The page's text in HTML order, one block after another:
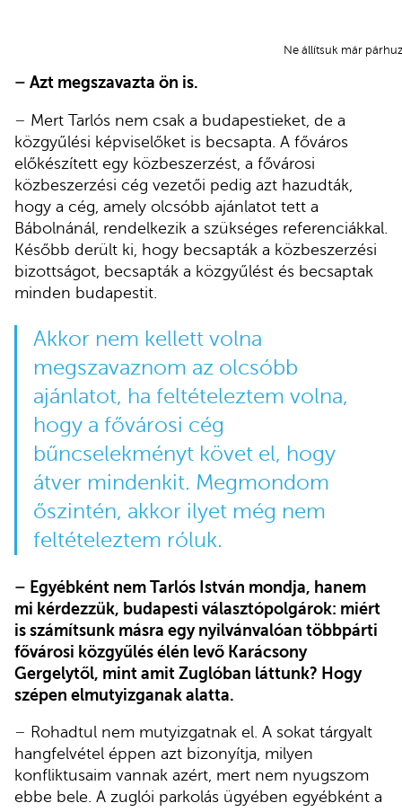
Ne állítsuk már
– Azt megszavazta ön is.
– Mert Tarlós nem csak a budapestieket, de a
közgyűlési képviselőket is becsapta. A főváros
előkészített egy közbeszerzést, a fővárosi
közbeszerzési cég vezetői pedig azt hazudták,
hogy a cég, amely olcsóbb ajánlatot tett a
Bábolnánál, rendelkezik a szükséges referenciákkal.
Később derült ki, hogy becsapták a közbeszerzési
bizottságot, becsapták a közgyűlést és becsaptak
minden budapestit.
Akkor nem kellett volna
megszavaznom az olcsóbb
ajánlatot, ha feltételeztem volna,
hogy a fővárosi cég
bűncselekményt követ el, hogy
átver mindenkit. Megmondom
őszintén, akkor ilyet még nem
feltételeztem róluk.
– Egyébként nem Tarlós István mondja, hanem
mi kérdezzük, budapesti választópolgárok: miért
is számítsunk másra egy nyilvánvalóan többpárti
fővárosi közgyűlés élén levő Karácsony
Gergelytől, mint amit Zuglóban láttunk? Hogy
szépen elmutyizganak alatta.
– Rohadtul nem mutyizgatnak el. A sokat tárgyalt
hangfelvétel éppen azt bizonyítja, milyen
konfliktusaim vannak azért, mert nem nyugszom
ebbe bele. A zuglói parkolás ügyében egyébként a